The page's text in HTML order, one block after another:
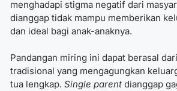
menghadapi stigma negatif dari
dianggap tidak mampu memberikan
dan ideal bagi anak-anaknya.
Pandangan miring ini dapat berasal
tradisional yang mengagungkan
tua lengkap. Single parent dianggap